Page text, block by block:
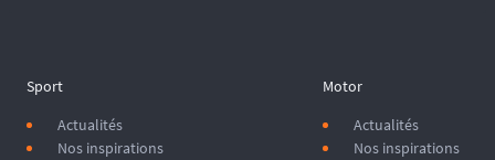
Sport
Actualités
Nos inspirations
Motor
Actualités
Nos inspirations